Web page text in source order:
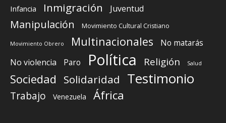
Infancia Inmigración Juventud
Manipulación Movimiento Cultural Cristiano
Movimiento Obrero Multinacionales
No matarás
No violencia
Paro Política Religión Salud
Sociedad Solidaridad Testimonio
Trabajo Venezuela África